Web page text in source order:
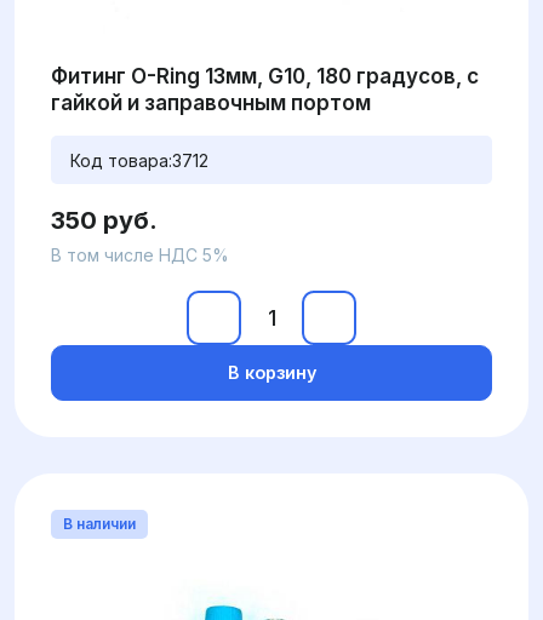
Фитинг O-Ring 13мм, G10, 180 градусов, с
гайкой и заправочным портом
Код товара:3712
350 руб.
В том числе НДС 5%
В корзину
В наличии